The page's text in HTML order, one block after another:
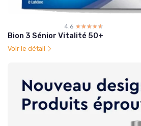
4.6 ☆☆☆☆☆
★★★★★
Bion 3 Sénior Vitalité 50+
Voir le détail